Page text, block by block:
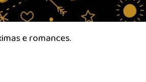
e romances.